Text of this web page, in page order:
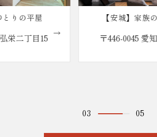
【安城】家族の暮らしに、ち
〒446-0045 愛知県安城市横山
04 05